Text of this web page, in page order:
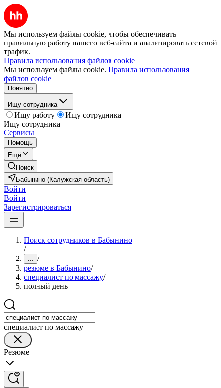
Мы используем файлы cookie, чтобы обеспечивать
правильную работу нашего веб-сайта и анализировать сетевой
трафик.
Правила использования файлов cookie
Мы используем файлы cookie. Правила использования
файлов cookie
Понятно
Ищу сотрудника
Ищу работу
Ищу сотрудника
Ищу сотрудника
Сервисы
Помощь
Ещё
Поиск
Бабынино (Калужская область)
Войти
Войти
Зарегистрироваться
Поиск сотрудников в Бабынино
/
... /
резюме в Бабынино/
специалист по массажу/
полный день
специалист по массажу
Резюме